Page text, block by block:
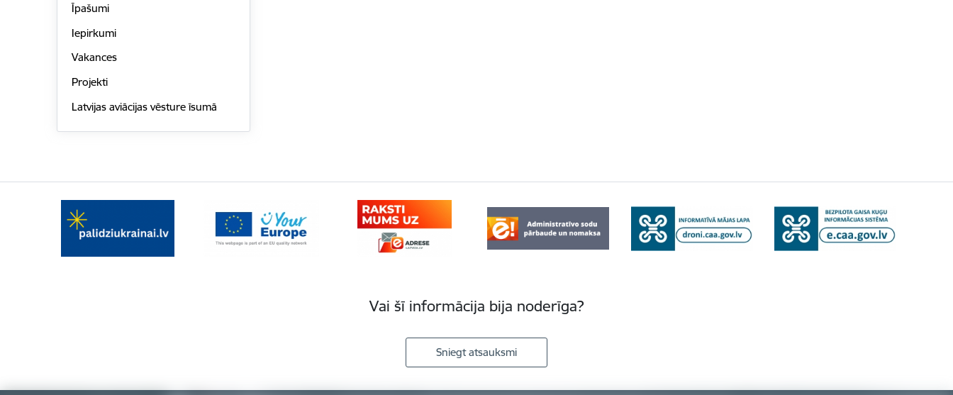
Īpašumi
Iepirkumi
Vakances
Projekti
Latvijas aviācijas vēsture īsumā
Vai šī informācija bija noderīga?
Sniegt atsauksmi